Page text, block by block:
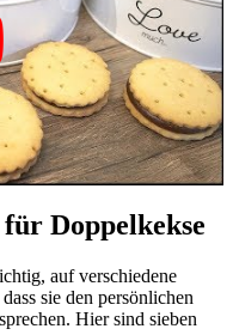
Doppelkekse
auf verschiedene
sie den persönlichen
Hier sind sieben